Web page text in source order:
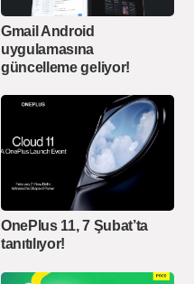
Gmail Android
uygulamasına
güncelleme geliyor!
OnePlus 11, 7 Şubat’ta
tanıtılıyor!